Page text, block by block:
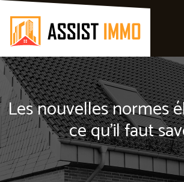
Les nouvelles normes
ce qu’il faut